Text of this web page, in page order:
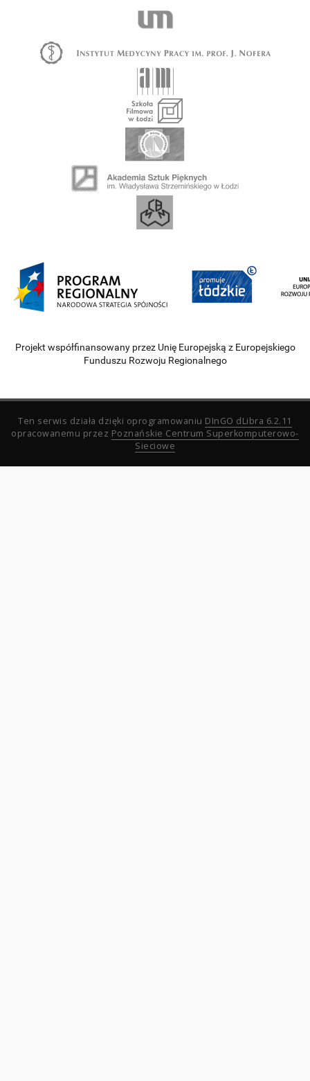
Projekt współfinansowany przez Unię Europejską z Europejskiego
Funduszu Rozwoju Regionalnego
Ten serwis działa dzięki oprogramowaniu DInGO dLibra 6.2.11
opracowanemu przez Poznańskie Centrum Superkomputerowo-
Sieciowe